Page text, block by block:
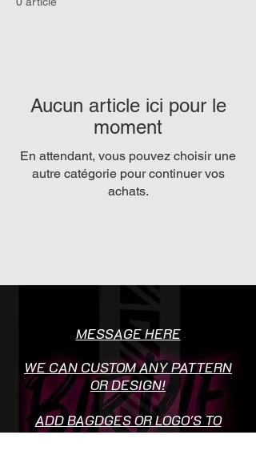
Aucun article ici pour le
moment
En attendant, vous pouvez choisir une
autre catégorie pour continuer vos
achats.
MESSAGE HERE
WE CAN CUSTOM ANY PATTERN
OR DESIGN!
ADD BAGDGES OR LOGO'S TO
SOCIETY SHIRTS FREE OF